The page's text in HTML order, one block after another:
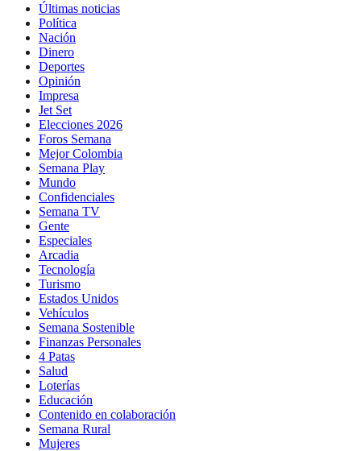
Últimas noticias
Política
Nación
Dinero
Deportes
Opinión
Impresa
Jet Set
Elecciones 2026
Foros Semana
Mejor Colombia
Semana Play
Mundo
Confidenciales
Semana TV
Gente
Especiales
Arcadia
Tecnología
Turismo
Estados Unidos
Vehículos
Semana Sostenible
Finanzas Personales
4 Patas
Salud
Loterías
Educación
Contenido en colaboración
Semana Rural
Mujeres